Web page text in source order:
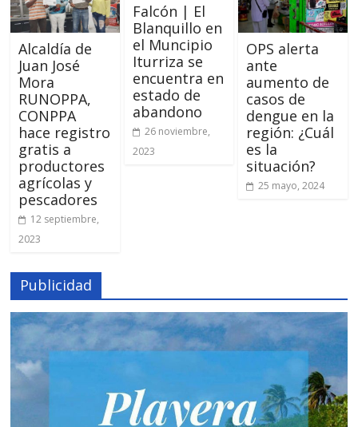
Alcaldía de
Juan José
Mora
RUNOPPA,
CONPPA
hace registro
gratis a
productores
agrícolas y
pescadores
12 septiembre,
2023
Falcón | El
Blanquillo en
el Muncipio
Iturriza se
encuentra en
estado de
abandono
26 noviembre,
2023
OPS alerta
ante
aumento de
casos de
dengue en la
región: ¿Cuál
es la
situación?
25 mayo, 2024
Publicidad